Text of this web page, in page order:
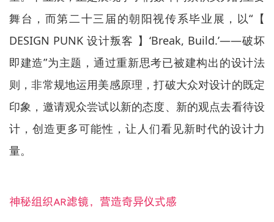
舞台，而第二十三届的朝阳视传系毕业展，以“【
DESIGN PUNK 设计叛客 】‘Break, Build.’——破坏
即建造”为主题，通过重新思考已被建构出的设计法
则，非常规地运用美感原理，打破大众对设计的既定
印象，邀请观众尝试以新的态度、新的观点去看待设
计，创造更多可能性，让人们看见新时代的设计力
量。
神秘组织AR滤镜，营造奇异仪式感